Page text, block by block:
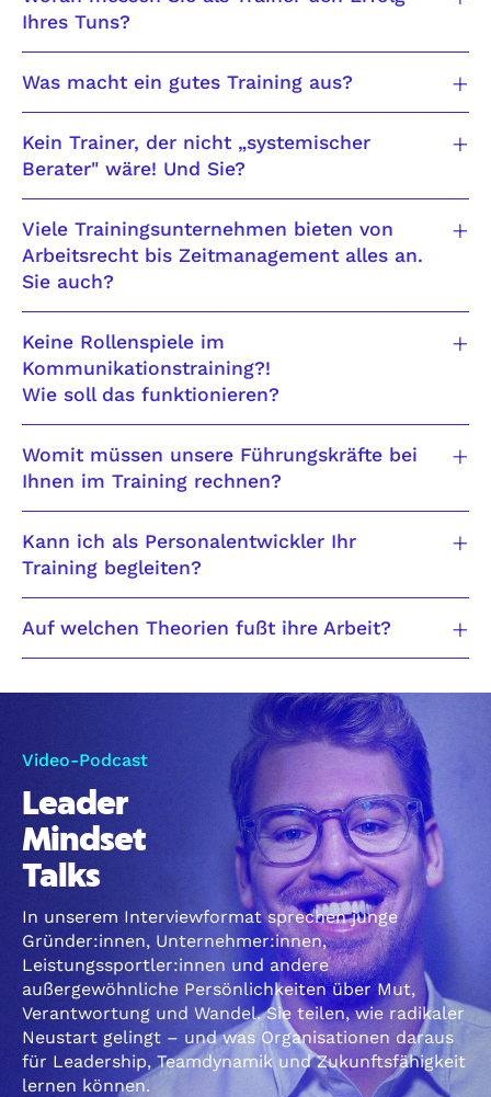
Ihres Tuns?
Was macht ein gutes Training aus?
Kein Trainer, der nicht „systemischer
Berater" wäre! Und Sie?
Viele Trainingsunternehmen bieten von
Arbeitsrecht bis Zeitmanagement alles an.
Sie auch?
Keine Rollenspiele im
Kommunikationstraining?!
Wie soll das funktionieren?
Womit müssen unsere Führungskräfte bei
Ihnen im Training rechnen?
Kann ich als Personalentwickler Ihr
Training begleiten?
Auf welchen Theorien fußt ihre Arbeit?
Video-Podcast
Leader
Mindset
Talks
In unserem Interviewformat sprechen junge
Gründer:innen, Unternehmer:innen,
Leistungssportler:innen und andere
außergewöhnliche Persönlichkeiten über Mut,
Verantwortung und Wandel. Sie teilen, wie radikaler
Neustart gelingt – und was Organisationen daraus
für Leadership, Teamdynamik und Zukunftsfähigkeit
lernen können.